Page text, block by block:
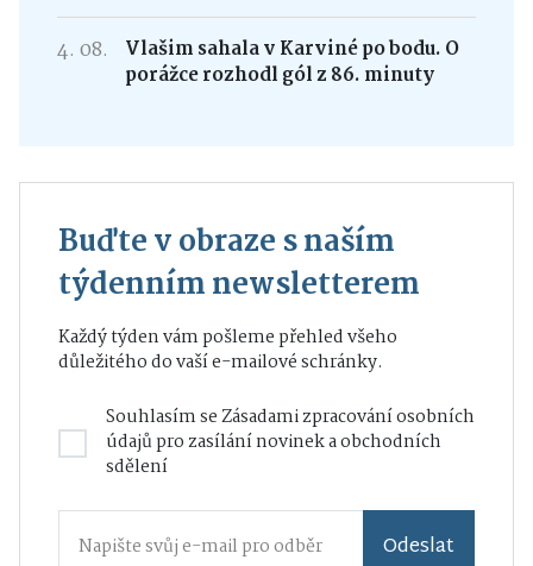
4. 08.
Vlašim sahala v Karviné po bodu. O
porážce rozhodl gól z 86. minuty
Buďte v obraze s naším
týdenním newsletterem
Každý týden vám pošleme přehled všeho
důležitého do vaší e-mailové schránky.
Souhlasím seZásadami zpracování osobních
údajůpro zasílání novinek a obchodních
sdělení
Odeslat